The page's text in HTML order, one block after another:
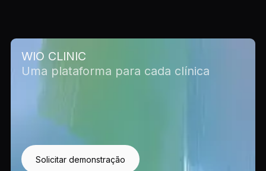
WIO CLINIC
Uma plataforma para cada clínica
Solicitar demonstração